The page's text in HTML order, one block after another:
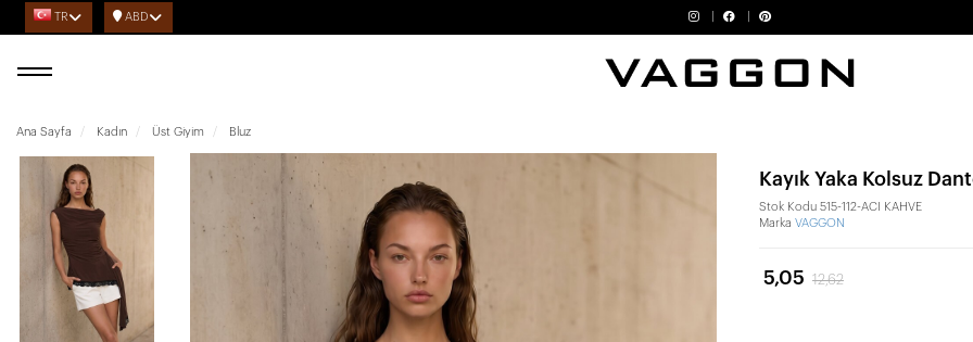
TR ABD
Ana Sayfa Kadın Üst Giyim Bluz
Kayık Yaka Kolsuz
Stok Kodu 515-112-ACI KAHVE
Marka VAGGON
5,05 12,62